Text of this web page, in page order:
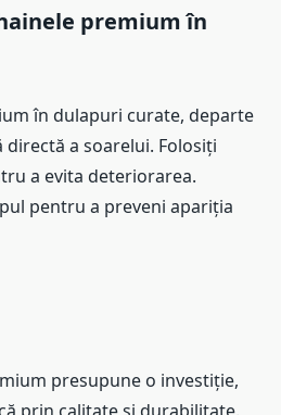
premium în
în dulapuri curate, departe
a soarelui. Folosiți
a evita deteriorarea.
pentru a preveni apariția
presupune o investiție,